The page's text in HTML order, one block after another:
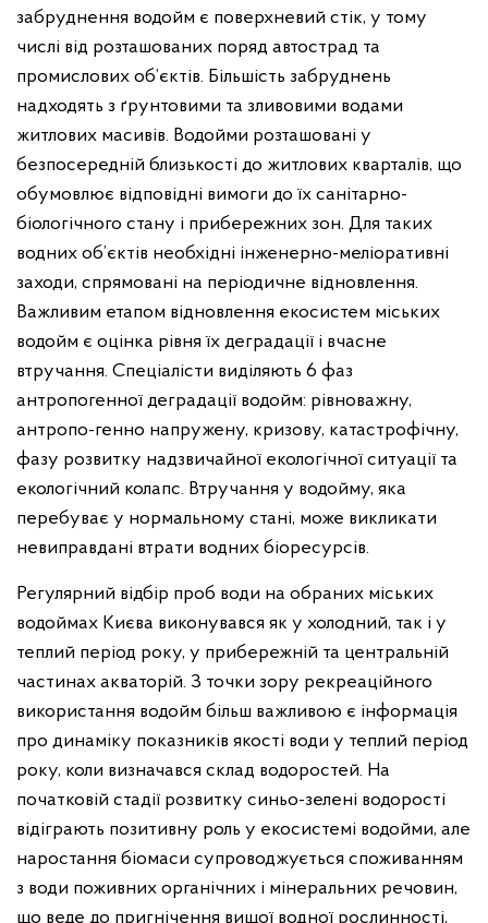
забруднення водойм є поверхневий стік, у тому
числі від розташованих поряд автострад та
промислових об’єктів. Більшість забруднень
надходять з ґрунтовими та зливовими водами
житлових масивів. Водойми розташовані у
безпосередній близькості до житлових кварталів, що
обумовлює відповідні вимоги до їх санітарно-
біологічного стану і прибережних зон. Для таких
водних об’єктів необхідні інженерно-меліоративні
заходи, спрямовані на періодичне відновлення.
Важливим етапом відновлення екосистем міських
водойм є оцінка рівня їх деградації і вчасне
втручання. Спеціалісти виділяють 6 фаз
антропогенної деградації водойм: рівноважну,
антропо-генно напружену, кризову, катастрофічну,
фазу розвитку надзвичайної екологічної ситуації та
екологічний колапс. Втручання у водойму, яка
перебуває у нормальному стані, може викликати
невиправдані втрати водних біоресурсів.
Регулярний відбір проб води на обраних міських
водоймах Києва виконувався як у холодний, так і у
теплий період року, у прибережній та центральній
частинах акваторій. З точки зору рекреаційного
використання водойм більш важливою є інформація
про динаміку показників якості води у теплий період
року, коли визначався склад водоростей. На
початковій стадії розвитку синьо-зелені водорості
відіграють позитивну роль у екосистемі водойми, але
наростання біомаси супроводжується споживанням
з води поживних органічних і мінеральних речовин,
що веде до пригнічення вищої водної рослинності,